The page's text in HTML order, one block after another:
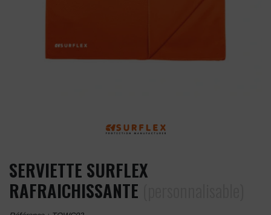
SERVIETTE SURFLEX
RAFRAICHISSANTE